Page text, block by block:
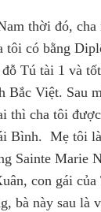
thời đó, cha
tôi có bằng
Tú tài 1 và
Bắc Việt. Sau
thì cha tôi
Bình. Mẹ tôi
Sainte Marie
con gái
bà này sau là